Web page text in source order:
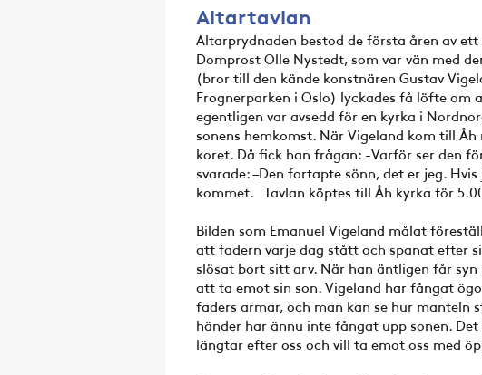
Altartavlan
Altarprydnaden bestod de första åren av
Domprost Olle Nystedt, som var vän med
(bror till den kände konstnären Gustav
Frognerparken i Oslo) lyckades få löfte om
egentligen var avsedd för en kyrka i
sonens hemkomst. När Vigeland kom till
koret. Då fick han frågan: -Varför ser den
svarade: –Den fortapte sönn, det er jeg.
kommet. Tavlan köptes till Åh kyrka för
Bilden som Emanuel Vigeland målat
att fadern varje dag stått och spanat efter
slösat bort sitt arv. När han äntligen får
att ta emot sin son. Vigeland har fångat
faders armar, och man kan se hur manteln
händer har ännu inte fångat upp sonen.
längtar efter oss och vill ta emot oss med